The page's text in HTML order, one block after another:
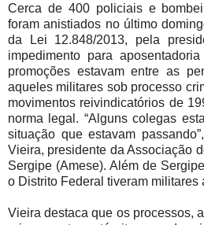
Cerca de 400 policiais e
foram anistiados no último
da Lei 12.848/2013, pela
impedimento para
promoções estavam entre as
aqueles militares sob processo
movimentos reivindicatórios de
norma legal. “Alguns colegas
situação que estavam
Vieira, presidente da Associação
Sergipe (Amese). Além de
o Distrito Federal tiveram militares
Vieira destaca que os processos,